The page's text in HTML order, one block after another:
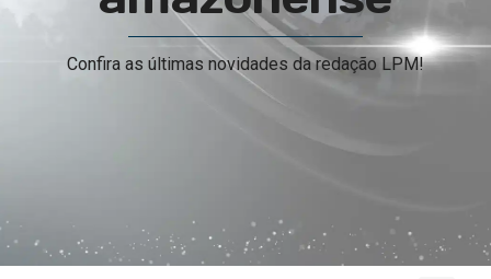
Confira as últimas novidades da redação LPM!